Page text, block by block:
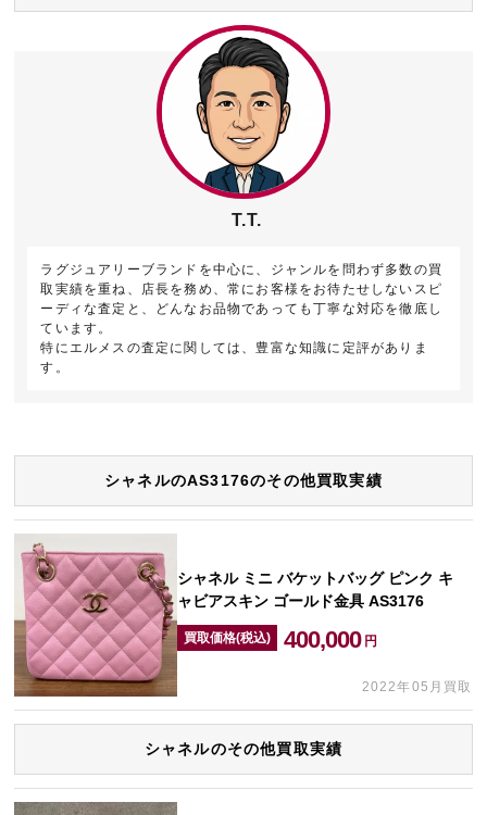
T.T.
ラグジュアリーブランドを中心に、ジャンルを問わず多数の買
取実績を重ね、店長を務め、常にお客様をお待たせしないスピ
ーディな査定と、どんなお品物であっても丁寧な対応を徹底し
ています。
特にエルメスの査定に関しては、豊富な知識に定評がありま
す。
シャネルのAS3176のその他買取実績
シャネル ミニ バケットバッグ ピンク キ
ャビアスキン ゴールド金具 AS3176
買取価格(税込) 400,000 円
2022年05月買取
シャネルのその他買取実績